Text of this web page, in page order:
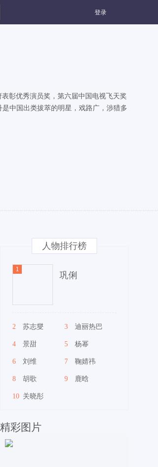
登录
彰优秀演员奖，第六届中国电视飞天奖
中国出类拔萃的明星，戏路广，涉猎多
人物排行榜
巩俐
2 苏志燮 3 迪丽热巴
4 景甜 5 杨幂
6 刘维 7 鞠婧祎
8 胡歌 9 鹿晗
10 关晓彤
精彩图片